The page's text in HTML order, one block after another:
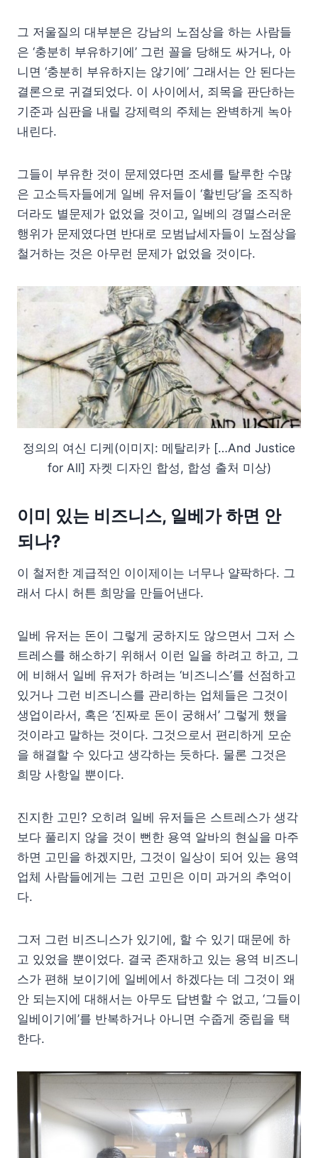
그 저울질의 대부분은 강남의 노점상을 하는 사람들
은 ‘충분히 부유하기에’ 그런 꼴을 당해도 싸거나, 아
니면 ‘충분히 부유하지는 않기에’ 그래서는 안 된다는
결론으로 귀결되었다. 이 사이에서, 죄목을 판단하는
기준과 심판을 내릴 강제력의 주체는 완벽하게 녹아
내린다.
그들이 부유한 것이 문제였다면 조세를 탈루한 수많
은 고소득자들에게 일베 유저들이 ‘활빈당’을 조직하
더라도 별문제가 없었을 것이고, 일베의 경멸스러운
행위가 문제였다면 반대로 모범납세자들이 노점상을
철거하는 것은 아무런 문제가 없었을 것이다.
정의의 여신 디케(이미지: 메탈리카 […And Justice
for All] 자켓 디자인 합성, 합성 출처 미상)
이미 있는 비즈니스, 일베가 하면 안
되나?
이 철저한 계급적인 이이제이는 너무나 얄팍하다. 그
래서 다시 허튼 희망을 만들어낸다.
일베 유저는 돈이 그렇게 궁하지도 않으면서 그저 스
트레스를 해소하기 위해서 이런 일을 하려고 하고, 그
에 비해서 일베 유저가 하려는 ‘비즈니스’를 선점하고
있거나 그런 비즈니스를 관리하는 업체들은 그것이
생업이라서, 혹은 ‘진짜로 돈이 궁해서’ 그렇게 했을
것이라고 말하는 것이다. 그것으로서 편리하게 모순
을 해결할 수 있다고 생각하는 듯하다. 물론 그것은
희망 사항일 뿐이다.
진지한 고민? 오히려 일베 유저들은 스트레스가 생각
보다 풀리지 않을 것이 뻔한 용역 알바의 현실을 마주
하면 고민을 하겠지만, 그것이 일상이 되어 있는 용역
업체 사람들에게는 그런 고민은 이미 과거의 추억이
다.
그저 그런 비즈니스가 있기에, 할 수 있기 때문에 하
고 있었을 뿐이었다. 결국 존재하고 있는 용역 비즈니
스가 편해 보이기에 일베에서 하겠다는 데 그것이 왜
안 되는지에 대해서는 아무도 답변할 수 없고, ‘그들이
일베이기에’를 반복하거나 아니면 수줍게 중립을 택
한다.